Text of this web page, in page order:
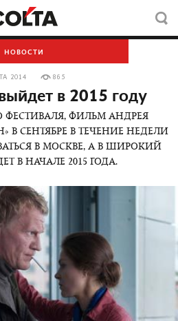
НОВОСТИ
2014 865
в 2015 году
ФЕСТИВАЛЯ, ФИЛЬМ АНДРЕЯ
В СЕНТЯБРЕ В ТЕЧЕНИЕ НЕДЕЛИ
В МОСКВЕ, А В ШИРОКИЙ
В НАЧАЛЕ 2015 ГОДА.